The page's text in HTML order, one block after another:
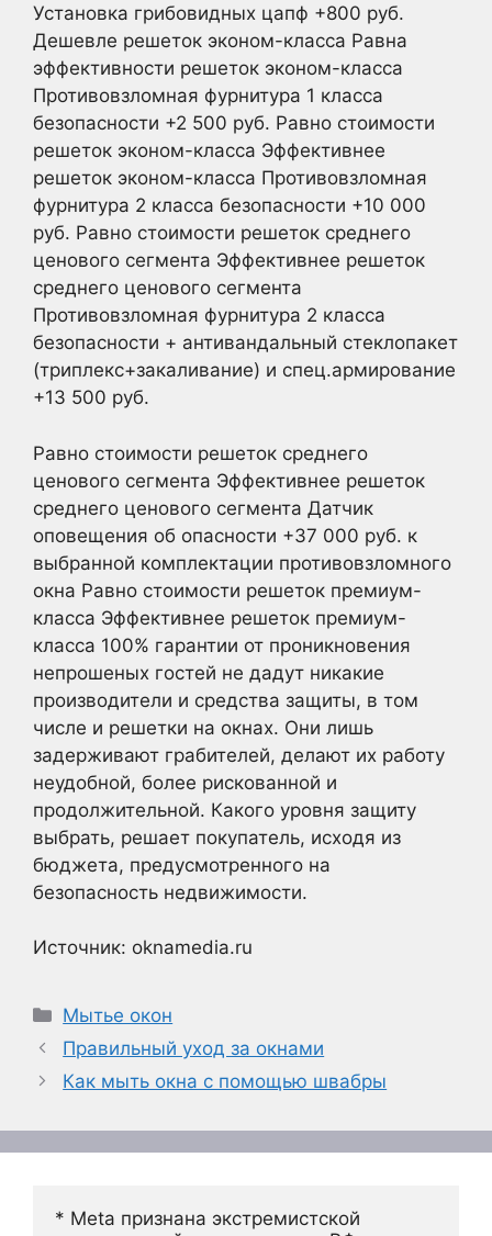
Установка грибовидных цапф +800 руб.
Дешевле решеток эконом-класса Равна
эффективности решеток эконом-класса
Противовзломная фурнитура 1 класса
безопасности +2 500 руб. Равно стоимости
решеток эконом-класса Эффективнее
решеток эконом-класса Противовзломная
фурнитура 2 класса безопасности +10 000
руб. Равно стоимости решеток среднего
ценового сегмента Эффективнее решеток
среднего ценового сегмента
Противовзломная фурнитура 2 класса
безопасности + антивандальный стеклопакет
(триплекс+закаливание) и спец.армирование
+13 500 руб.
Равно стоимости решеток среднего
ценового сегмента Эффективнее решеток
среднего ценового сегмента Датчик
оповещения об опасности +37 000 руб. к
выбранной комплектации противовзломного
окна Равно стоимости решеток премиум-
класса Эффективнее решеток премиум-
класса 100% гарантии от проникновения
непрошеных гостей не дадут никакие
производители и средства защиты, в том
числе и решетки на окнах. Они лишь
задерживают грабителей, делают их работу
неудобной, более рискованной и
продолжительной. Какого уровня защиту
выбрать, решает покупатель, исходя из
бюджета, предусмотренного на
безопасность недвижимости.
Источник: oknamedia.ru
Рубрики
Мытье окон
Правильный уход за окнами
Как мыть окна с помощью швабры
* Meta признана экстремистской